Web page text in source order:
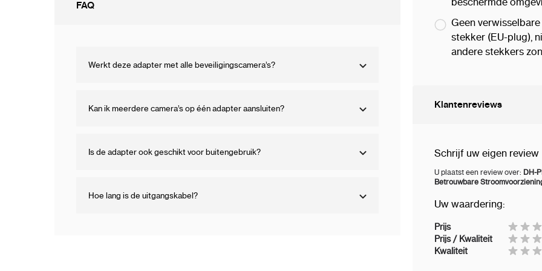
FAQ
Werkt deze adapter met alle beveiligingscamera’s?
Kan ik meerdere camera’s op één adapter aansluiten?
Is de adapter ook geschikt voor buitengebruik?
Hoe lang is de uitgangskabel?
levensduur van zowel
Brandvertragende
vlamvertragend
Compact en Eenvoudig
Met zijn compacte
PFM320-020EN
ruimte in beslag.
uitgangskabel zorgen
apparatuur.
Geen
stekker (EU-plug),
andere stekkers
Klantenreviews
Schrijf uw eigen review
U plaatst een review over: DH-
Betrouwbare
Uw waardering:
Prijs
Prijs / Kwaliteit
Kwaliteit